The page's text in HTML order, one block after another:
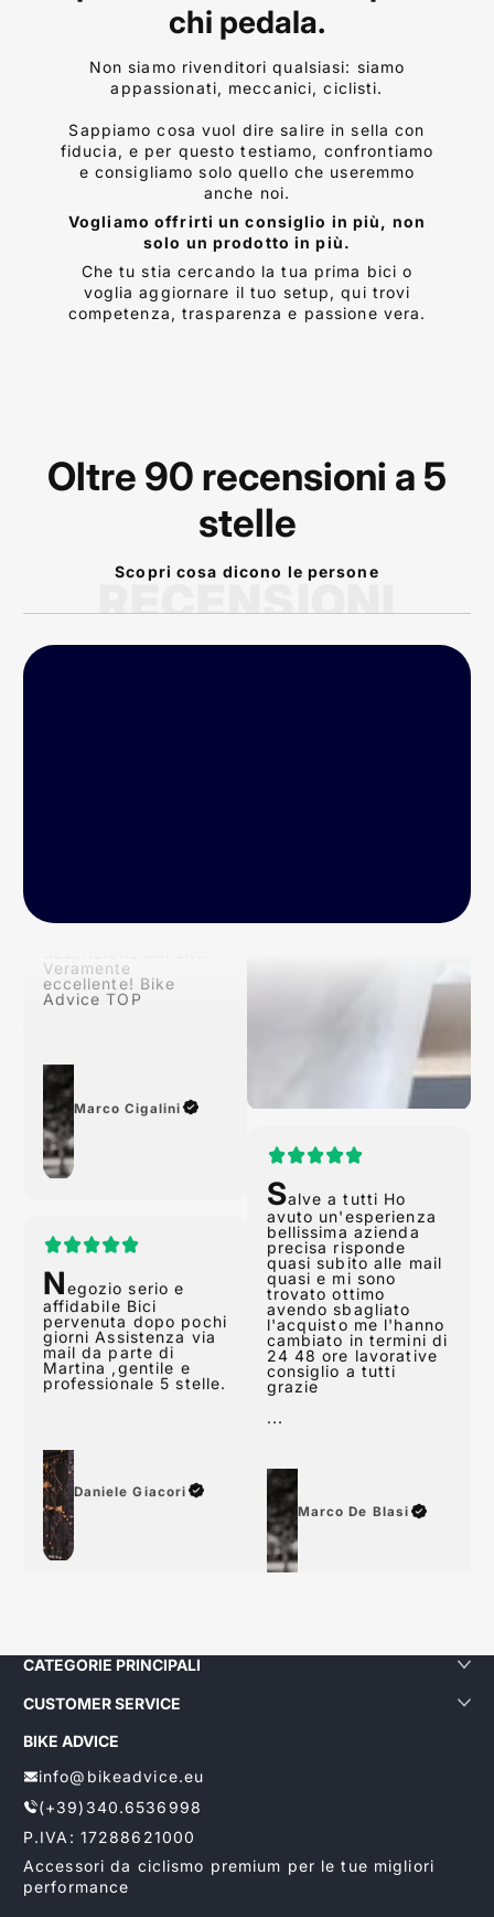
chi pedala.
Non siamo rivenditori qualsiasi: siamo
appassionati, meccanici, ciclisti.
Sappiamo cosa vuol dire salire in sella con
fiducia, e per questo testiamo, confrontiamo
e consigliamo solo quello che useremmo
anche noi.
Vogliamo offrirti un consiglio in più, non
solo un prodotto in più.
Che tu stia cercando la tua prima bici o
voglia aggiornare il tuo setup, qui trovi
competenza, trasparenza e passione vera.
Oltre 90 recensioni a 5
stelle
Scopri cosa dicono le persone
RECENSIONI
descrizione dal sito!
eccellente! Bike
Advice TOP
Marco Cigalini
N
affidabile Bici
pervenuta dopo pochi
giorni Assistenza via
mail da parte di
Martina ,gentile e
professionale 5 stelle.
Daniele Giacori
Salve a tutti Ho
avuto un'esperienza
bellissima azienda
precisa risponde
quasi subito alle mail
quasi e mi sono
trovato ottimo
avendo sbagliato
l'acquisto me l'hanno
cambiato in termini di
24 48 ore lavorative
consiglio a tutti
Marco De Blasi
CATEGORIE PRINCIPALI
CUSTOMER SERVICE
BIKE ADVICE
info@bikeadvice.eu
(+39)340.6536998
P.IVA: 17288621000
Accessori da ciclismo premium per le tue migliori
performance